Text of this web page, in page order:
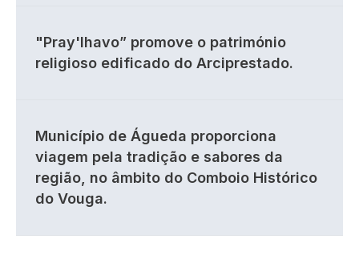
"Pray'lhavo” promove o património
religioso edificado do Arciprestado.
Município de Águeda proporciona
viagem pela tradição e sabores da
região, no âmbito do Comboio Histórico
do Vouga.